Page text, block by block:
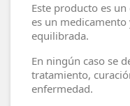
Este producto es
es un
equilibrada.
En ningún caso se
tratamiento,
enfermedad.